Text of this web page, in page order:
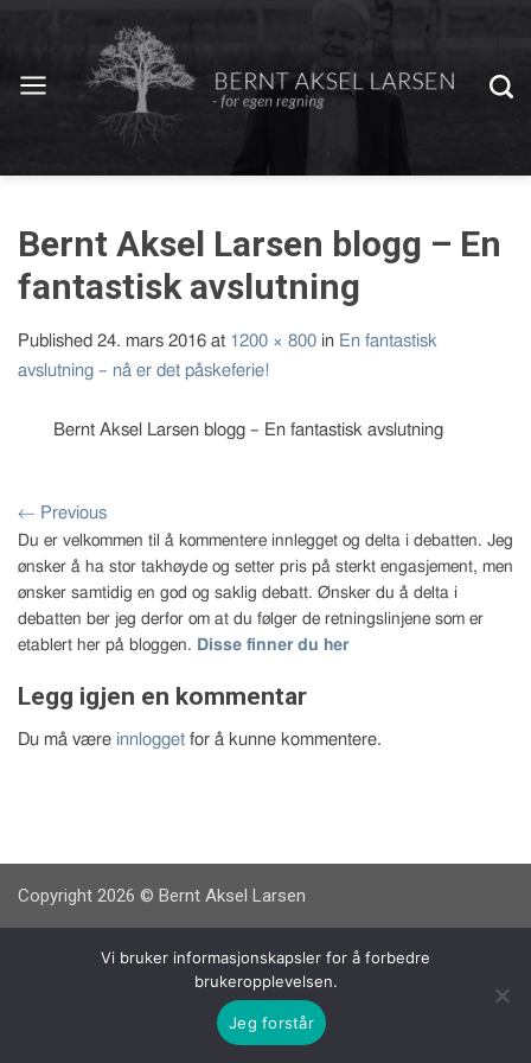
Bernt Aksel Larsen blogg – En
fantastisk avslutning
Published 24. mars 2016 at 1200 × 800 in En fantastisk
avslutning – nå er det påskeferie!
Bernt Aksel Larsen blogg – En fantastisk avslutning
← Previous
Du er velkommen til å kommentere innlegget og delta i debatten. Jeg
ønsker å ha stor takhøyde og setter pris på sterkt engasjement, men
ønsker samtidig en god og saklig debatt. Ønsker du å delta i
debatten ber jeg derfor om at du følger de retningslinjene som er
etablert her på bloggen. Disse finner du her
Legg igjen en kommentar
Du må være innlogget for å kunne kommentere.
Copyright 2026 © Bernt Aksel Larsen
Vi bruker informasjonskapsler for å forbedre
brukeropplevelsen.
Jeg forstår